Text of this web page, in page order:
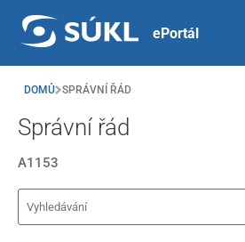
ePortál
DOMŮ SPRÁVNÍ ŘÁD
Správní řád
A1153